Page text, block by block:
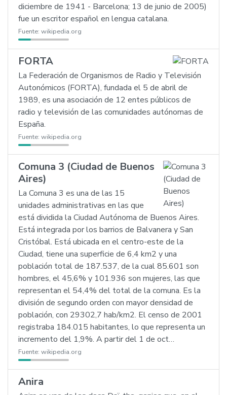
diciembre de 1941 - Barcelona; 13 de junio de 2005)
fue un escritor español en lengua catalana.
Fuente: wikipedia.org
FORTA
La Federación de Organismos de Radio y Televisión
Autonómicos (FORTA), fundada el 5 de abril de
1989, es una asociación de 12 entes públicos de
radio y televisión de las comunidades autónomas de
España.
Fuente: wikipedia.org
Comuna 3 (Ciudad de Buenos
Aires)
La Comuna 3 es una de las 15
unidades administrativas en las que
está dividida la Ciudad Autónoma de Buenos Aires.
Está integrada por los barrios de Balvanera y San
Cristóbal. Está ubicada en el centro-este de la
Ciudad, tiene una superficie de 6,4 km2 y una
población total de 187.537, de la cual 85.601 son
hombres, el 45,6% y 101.936 son mujeres, las que
representan el 54,4% del total de la comuna. Es la
división de segundo orden con mayor densidad de
población, con 29302,7 hab/km2. El censo de 2001
registraba 184.015 habitantes, lo que representa un
incremento del 1,9%. A partir del 1 de oct…
Fuente: wikipedia.org
Anira